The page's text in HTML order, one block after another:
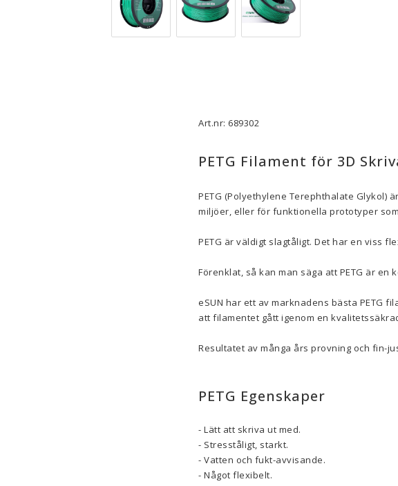
Filament-förvaring
Övrigt
Visa alla
Art.nr: 689302
PETG Filament för 3D
PETG (Polyethylene Terephthalate Glykol)
miljöer, eller för funktionella prototyper
PETG är väldigt slagtåligt. Det har en viss
Förenklat, så kan man säga att PETG är en
eSUN har ett av marknadens bästa PETG
att filamentet gått igenom en
Resultatet av många års provning och fin-
PETG Egenskaper
- Lätt att skriva ut med.
- Stresståligt, starkt.
- Vatten och fukt-avvisande.
- Något flexibelt.